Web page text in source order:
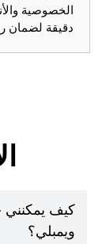
الخصوصية
دقيقة لضمان
كيف يمكنني
ويمبلي؟